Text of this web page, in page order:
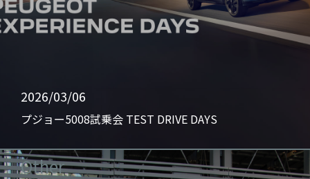
2026/03/06
プジョー5008試乗会 TEST DRIVE DAYS
Other